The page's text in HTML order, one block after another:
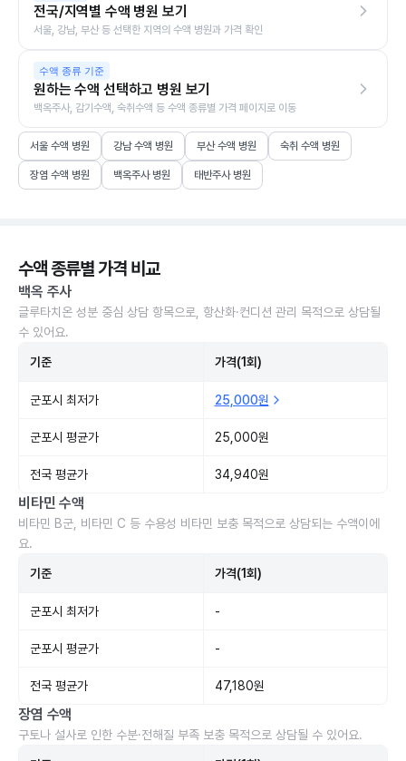
전국/지역별 수액 병원 보기
서울, 강남, 부산 등 선택한 지역의 수액 병원과 가격 확인
수액 종류 기준
원하는 수액 선택하고 병원 보기
백옥주사, 감기수액, 숙취수액 등 수액 종류별 가격 페이지로 이동
서울 수액 병원 강남 수액 병원 부산 수액 병원 숙취 수액 병원
장염 수액 병원 백옥주사 병원 태반주사 병원
수액 종류별 가격 비교
백옥 주사
글루타치온 성분 중심 상담 항목으로, 항산화·컨디션 관리 목적으로 상담될
수 있어요.
기준 가격(1회)
군포시 최저가 25,000원
군포시 평균가 25,000원
전국 평균가 34,940원
비타민 수액
비타민 B군, 비타민 C 등 수용성 비타민 보충 목적으로 상담되는 수액이에
요.
기준 가격(1회)
군포시 최저가 -
군포시 평균가 -
전국 평균가 47,180원
장염 수액
구토나 설사로 인한 수분·전해질 부족 보충 목적으로 상담될 수 있어요.